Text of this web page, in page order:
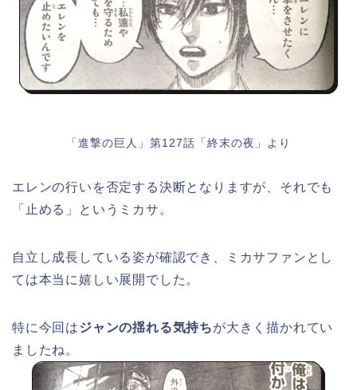
「進撃の巨人」第127話「終末の夜」より
エレンの行いを否定する決断となりますが、それでも
「止める」というミカサ。
自立し成長している姿が確認でき、ミカサファンとし
ては本当に嬉しい展開でした。
特に今回はジャンの揺れる気持ちが大きく描かれてい
ましたね。